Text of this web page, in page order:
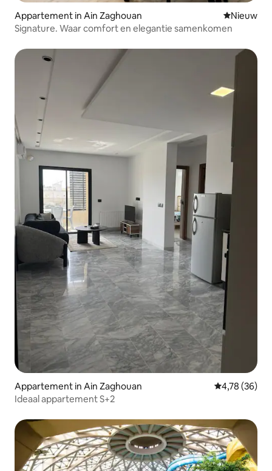
Appartement in Ain Zaghouan Nieuwe
Nieuw
Signature. Waar comfort en elegantie samenkomen
Appartement in Ain Zaghouan Gemiddelde
4,78 (36)
Ideaal appartement S+2